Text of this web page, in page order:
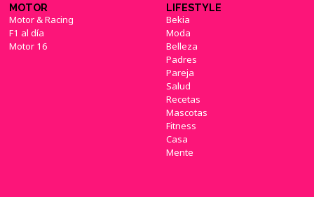
MOTOR
Motor & Racing
F1 al día
Motor 16
LIFESTYLE
Bekia
Moda
Belleza
Padres
Pareja
Salud
Recetas
Mascotas
Fitness
Casa
Mente